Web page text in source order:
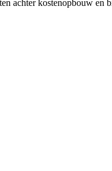
achter kostenopbouw